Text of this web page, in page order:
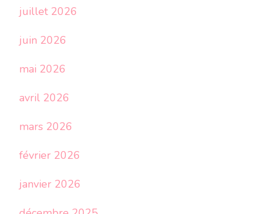
juillet 2026
juin 2026
mai 2026
avril 2026
mars 2026
février 2026
janvier 2026